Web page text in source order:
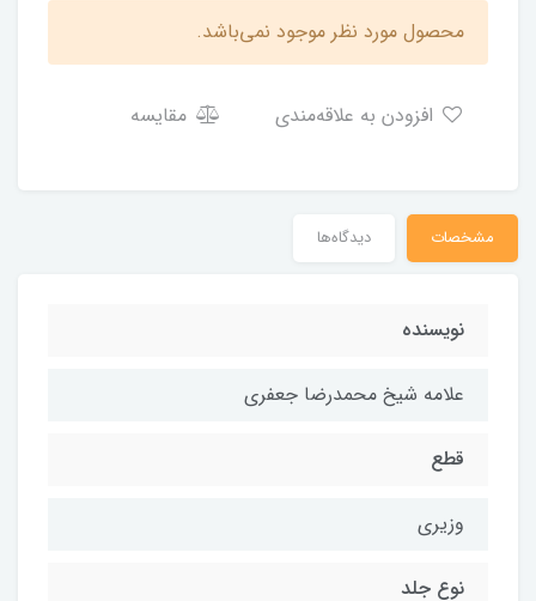
محصول مورد نظر موجود نمی‌باشد.
مقایسه
مشخصات دیدگاه‌ها
نویسنده
علامه شیخ محمدرضا جعفری
قطع
وزیری
نوع جلد